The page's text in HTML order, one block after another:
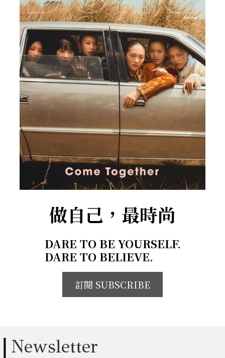
做自己，最時尚
DARE TO BE YOURSELF.
DARE TO BELIEVE.
訂閱 SUBSCRIBE
Newsletter